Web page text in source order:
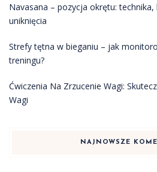
Navasana – pozycja okrętu: technika,
uniknięcia
Strefy tętna w bieganiu – jak
treningu?
Ćwiczenia Na Zrzucenie Wagi:
Wagi
NAJNOWSZE